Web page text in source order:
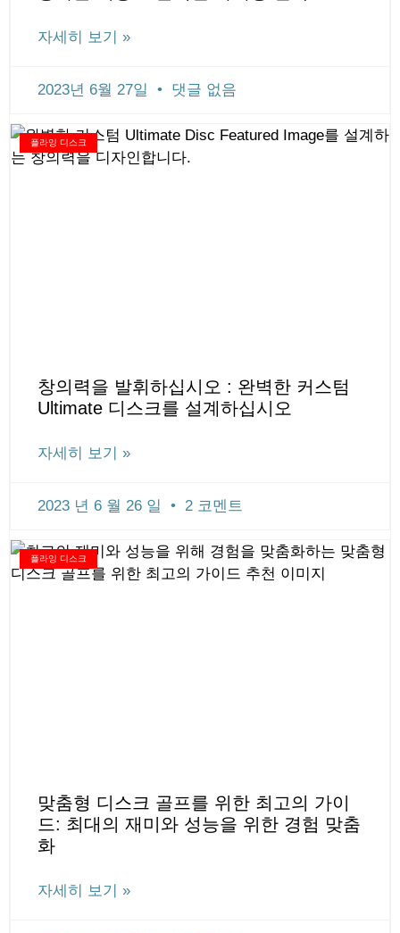
자세히 보기 »
2023년 6월 27일 댓글 없음
플라잉 디스크
창의력을 발휘하십시오 : 완벽한 커스텀
Ultimate 디스크를 설계하십시오
자세히 보기 »
2023 년 6 월 26 일 2 코멘트
플라잉 디스크
맞춤형 디스크 골프를 위한 최고의 가이
드: 최대의 재미와 성능을 위한 경험 맞춤
화
자세히 보기 »